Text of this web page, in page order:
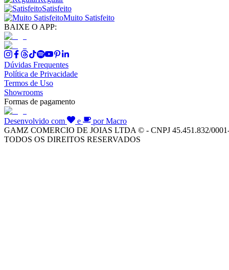
Satisfeito
Muito Satisfeito
BAIXE O APP:
Dúvidas Frequentes
Política de Privacidade
Termos de Uso
Showrooms
Formas de pagamento
Desenvolvido com e
por Macro
GAMZ COMERCIO DE JOIAS LTDA © - CNPJ 45.451.832/
TODOS OS DIREITOS RESERVADOS